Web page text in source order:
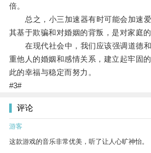
倍。
总之，小三加速器有时可能会加速爱
其基于欺骗和对婚姻的背叛，是对家庭的
在现代社会中，我们应该强调道德和
重他人的婚姻和感情关系，建立起牢固
此的幸福与稳定而努力。
#3#
评论
游客
这款游戏的音乐非常优美，听了让人心旷神怡。